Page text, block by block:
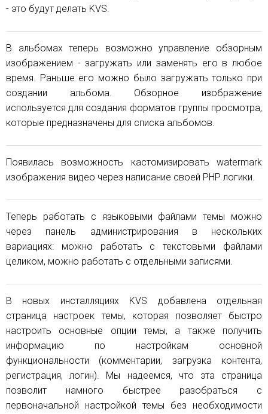
- это будут делать KVS.
В альбомах теперь возможно управление обзорным
изображением - загружать или заменять его в любое
время. Раньше его можно было загружать только при
создании альбома. Обзорное изображение
используется для создания форматов группы просмотра,
которые предназначены для списка альбомов.
Появилась возможность кастомизировать watermark
изображения видео через написание своей PHP логики.
Теперь работать с языковыми файлами темы можно
через панель администрирования в нескольких
вариациях: можно работать с текстовыми файлами
целиком, можно работать с отдельными записями.
В новых инсталляциях KVS добавлена отдельная
страница настроек темы, которая позволяет быстро
настроить основные опции темы, а также получить
информацию по настройкам основной
функциональности (комментарии, загрузка контента,
регистрация, логин). Мы надеемся, что эта страница
позволит намного быстрее разобраться с
первоначальной настройкой темы без необходимости